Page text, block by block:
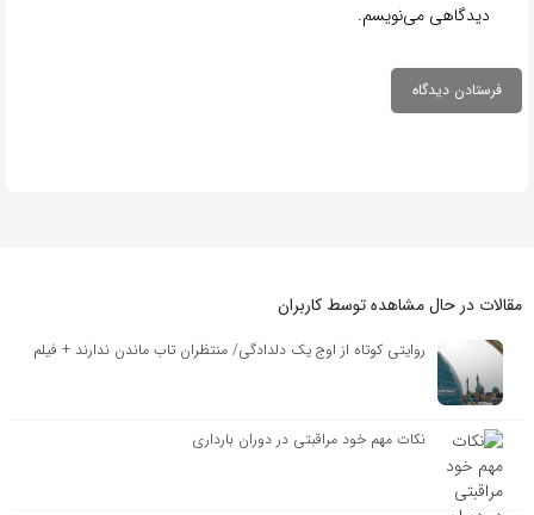
دیدگاهی می‌نویسم.
مقالات در حال مشاهده توسط کاربران
روایتی کوتاه از اوج یک دلدادگی/ منتظران تاب ماندن ندارند + فیلم
نکات مهم خود مراقبتی در دوران بارداری